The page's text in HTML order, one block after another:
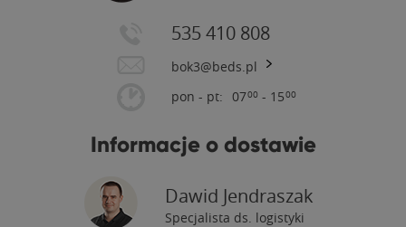
535 410 808
bok3@beds.pl
pon - pt: 0700 - 1500
Informacje o dostawie
Dawid Jendraszak
Specjalista ds. logistyki